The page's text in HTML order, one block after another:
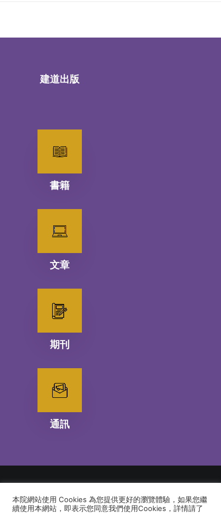
建道出版
書籍
文章
期刊
通訊
© 2026 建道神學院Alliance Bible Seminary. All rights reserved
本院網站使用 Cookies 為您提供更好的瀏覽體驗，如果您繼
續使用本網站，即表示您同意我們使用Cookies，詳情請了